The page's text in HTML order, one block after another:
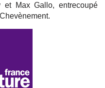
et Max Gallo, entrecoupé